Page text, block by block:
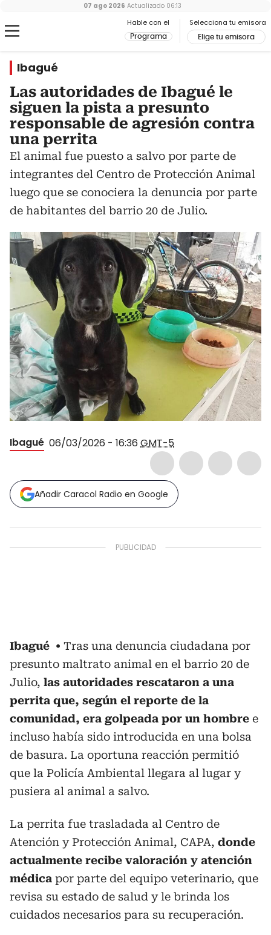
Hable con el
Programa
Selecciona tu emisora
Elige tu emisora
07 ago 2026 Actualizado 06:13
Ibagué
Las autoridades de Ibagué le
siguen la pista a presunto
responsable de agresión contra
una perrita
El animal fue puesto a salvo por parte de
integrantes del Centro de Protección Animal
luego que se conociera la denuncia por parte
de habitantes del barrio 20 de Julio.
Ibagué 06/03/2026 - 16:36 GMT-5
Añadir Caracol Radio en Google
Ibagué
Tras una denuncia ciudadana por
presunto maltrato animal en el barrio 20 de
Julio, las autoridades rescataron a una
perrita que, según el reporte de la
comunidad, era golpeada por un hombre e
incluso había sido introducida en una bolsa
de basura. La oportuna reacción permitió
que la Policía Ambiental llegara al lugar y
pusiera al animal a salvo.
La perrita fue trasladada al Centro de
Atención y Protección Animal, CAPA, donde
actualmente recibe valoración y atención
médica por parte del equipo veterinario, que
revisa su estado de salud y le brinda los
cuidados necesarios para su recuperación.